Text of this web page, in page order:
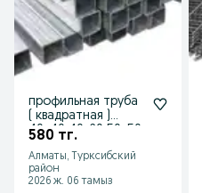
профильная труба
( квадратная )
40х40 40х20 50х50
100х100
580 тг.
Алматы, Турксибский
район
2026 ж. 06 тамыз